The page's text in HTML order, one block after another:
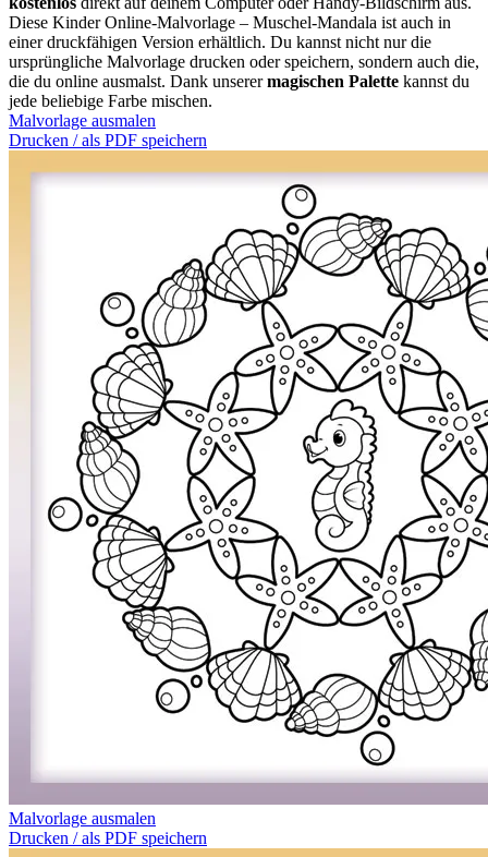
Diese Kinder Online-Malvorlage – Muschel-Mandala ist auch in
einer druckfähigen Version erhältlich. Du kannst nicht nur die
ursprüngliche Malvorlage drucken oder speichern, sondern auch die,
die du online ausmalst. Dank unserermagischen Palette kannst du
jede beliebige Farbe mischen.
Malvorlage ausmalen
Drucken / als PDF speichern
Malvorlage ausmalen
Drucken / als PDF speichern